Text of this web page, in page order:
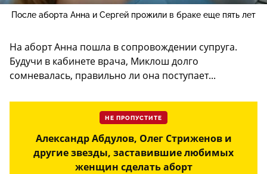
После аборта Анна и Сергей прожили в браке еще пять лет
На аборт Анна пошла в сопровождении супруга.
Будучи в кабинете врача, Миклош долго
сомневалась, правильно ли она поступает...
НЕ ПРОПУСТИТЕ
Александр Абдулов, Олег Стриженов и
другие звезды, заставившие любимых
женщин сделать аборт